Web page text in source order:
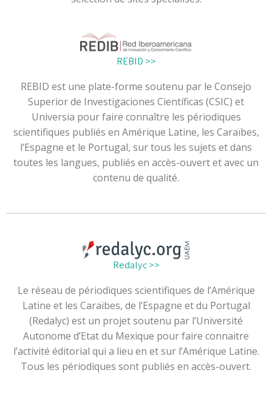
REBID >>
REBID est une plate-forme soutenu par le Consejo
Superior de Investigaciones Científicas (CSIC) et
Universia pour faire connaître les périodiques
scientifiques publiés en Amérique Latine, les Caraïbes,
l’Espagne et le Portugal, sur tous les sujets et dans
toutes les langues, publiés en accès-ouvert et avec un
contenu de qualité.
Redalyc >>
Le réseau de périodiques scientifiques de l’Amérique
Latine et les Caraïbes, de l’Espagne et du Portugal
(Redalyc) est un projet soutenu par l’Université
Autonome d’Etat du Mexique pour faire connaitre
l’activité éditorial qui a lieu en et sur l’Amérique Latine.
Tous les périodiques sont publiés en accès-ouvert.